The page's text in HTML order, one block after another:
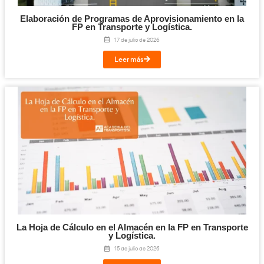
Acompañamiento experto
Tutores especializados, seguimiento continuo y recursos
laboral.
Convocatoria 2026: así es el proceso de inscripción
Rellenar formulario de admisión.
Enviar DNI, permiso y titulación.
Tramitación online de toda la documentación.
Facilidades de pago.
Elección de provincia para prácticas.